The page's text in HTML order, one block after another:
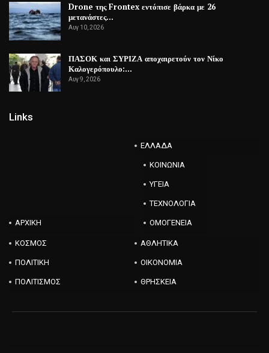
Drone της Frontex εντόπισε βάρκα με 26
μετανάστες…
Αυγ 10, 2026
ΠΑΣΟΚ και ΣΥΡΙΖΑ αποχαιρετούν τον Νίκο
Καλογερόπουλο:…
Αυγ 9, 2026
Links
ΑΡΧΙΚΗ
ΕΛΛΑΔΑ
ΚΟΙΝΩΝΙΑ
ΥΓΕΙΑ
ΤΕΧΝΟΛΟΓΙΑ
ΟΜΟΓΕΝΕΙΑ
ΚΟΣΜΟΣ ΑΘΛΗΤΙΚΑ
ΠΟΛΙΤΙΚΗ ΟΙΚΟΝΟΜΙΑ
ΠΟΛΙΤΙΣΜΟΣ ΘΡΗΣΚΕΙΑ